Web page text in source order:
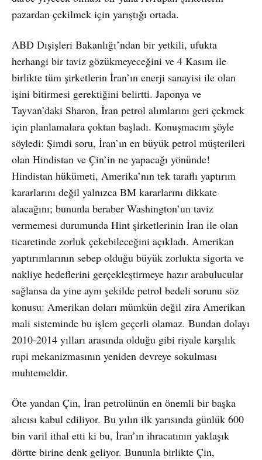
pazardan çekilmek için yarıştığı ortada.
ABD Dışişleri Bakanlığı’ndan bir yetkili, ufukta
herhangi bir taviz gözükmeyeceğini ve 4 Kasım ile
birlikte tüm şirketlerin İran’ın enerji sanayisi ile olan
işini bitirmesi gerektiğini belirtti. Japonya ve
Tayvan’daki Sharon, İran petrol alımlarını geri çekmek
için planlamalara çoktan başladı. Konuşmacım şöyle
söyledi: Şimdi soru, İran’ın en büyük petrol müşterileri
olan Hindistan ve Çin’in ne yapacağı yönünde!
Hindistan hükümeti, Amerika’nın tek taraflı yaptırım
kararlarını değil yalnızca BM kararlarını dikkate
alacağını; bununla beraber Washington’un taviz
vermemesi durumunda Hint şirketlerinin İran ile olan
ticaretinde zorluk çekebileceğini açıkladı. Amerikan
yaptırımlarının sebep olduğu büyük zorlukta sigorta ve
nakliye hedeflerini gerçekleştirmeye hazır arabulucular
sağlansa da yine aynı şekilde petrol bedeli sorunu söz
konusu: Amerikan doları mümkün değil zira Amerikan
mali sisteminde bu işlem geçerli olamaz. Bundan dolayı
2010-2014 yılları arasında olduğu gibi riyale karşılık
rupi mekanizmasının yeniden devreye sokulması
muhtemeldir.
Öte yandan Çin, İran petrolünün en önemli bir başka
alıcısı kabul ediliyor. Bu yılın ilk yarısında günlük 600
bin varil ithal etti ki bu, İran’ın ihracatının yaklaşık
dörtte birine denk geliyor. Bununla birlikte Çin,